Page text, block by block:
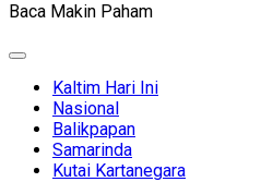
Baca Makin Paham
Expand
Kaltim Hari Ini
Nasional
Balikpapan
Samarinda
Kutai Kartanegara